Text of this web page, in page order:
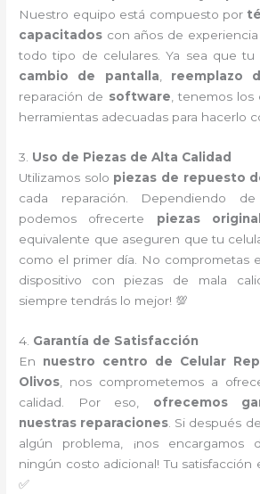
Nuestro equipo está compuesto por
capacitados con años de
todo tipo de celulares. Ya sea que tu
cambio de pantalla
reemplazo
reparación de software , tenemos
herramientas adecuadas para hacerlo
3. Uso de Piezas de Alta Calidad
Utilizamos solo piezas de repuesto
cada reparación. Dependiendo
podemos ofrecerte piezas
equivalente que aseguren que tu
como el primer día. No comprometas
dispositivo con piezas de mala
siempre tendrás lo mejor! 💯
4. Garantía de Satisfacción
En nuestro centro de Celular
Olivos , nos comprometemos a
calidad. Por eso, ofrecemos
nuestras reparaciones . Si después
algún problema, ¡nos encargamos
ningún costo adicional! Tu satisfacción
✅